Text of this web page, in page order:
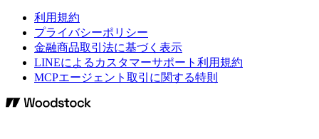
利用規約
プライバシーポリシー
金融商品取引法に基づく表示
LINEによるカスタマーサポート利用規約
MCPエージェント取引に関する特則